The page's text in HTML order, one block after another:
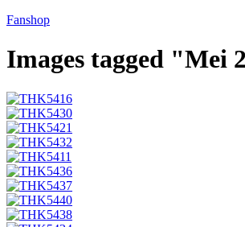
Fanshop
Images tagged "Mei